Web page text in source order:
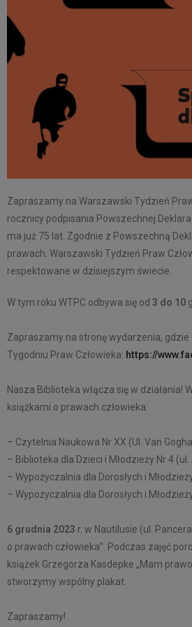
Zapraszamy na Warszawski Tydzień
rocznicy podpisania Powszechnej
ma już 75 lat. Zgodnie z Powszechną
prawach. Warszawski Tydzień Praw
respektowane w dzisiejszym świecie.
W tym roku WTPC odbywa się od 3 do 10
Zapraszamy na stronę wydarzenia,
Tygodniu Praw Człowieka: https://
Nasza Biblioteka włącza się w
książkami o prawach człowieka:
– Czytelnia Naukowa Nr XX (Ul. Van
– Biblioteka dla Dzieci i Młodzieży Nr 4
– Wypożyczalnia dla Dorosłych i
– Wypożyczalnia dla Dorosłych i
6 grudnia 2023 r. w Nautilusie (ul.
o prawach człowieka”. Podczas zajęć
książek Grzegorza Kasdepke „Mam
stworzymy wspólny plakat.
Zapraszamy!